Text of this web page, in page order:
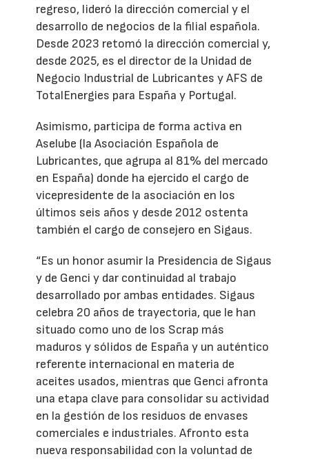
regreso, lideró la dirección comercial y el
desarrollo de negocios de la filial española.
Desde 2023 retomó la dirección comercial y,
desde 2025, es el director de la Unidad de
Negocio Industrial de Lubricantes y AFS de
TotalEnergies para España y Portugal.
Asimismo, participa de forma activa en
Aselube (la Asociación Española de
Lubricantes, que agrupa al 81% del mercado
en España) donde ha ejercido el cargo de
vicepresidente de la asociación en los
últimos seis años y desde 2012 ostenta
también el cargo de consejero en Sigaus.
“Es un honor asumir la Presidencia de Sigaus
y de Genci y dar continuidad al trabajo
desarrollado por ambas entidades. Sigaus
celebra 20 años de trayectoria, que le han
situado como uno de los Scrap más
maduros y sólidos de España y un auténtico
referente internacional en materia de
aceites usados, mientras que Genci afronta
una etapa clave para consolidar su actividad
en la gestión de los residuos de envases
comerciales e industriales. Afronto esta
nueva responsabilidad con la voluntad de